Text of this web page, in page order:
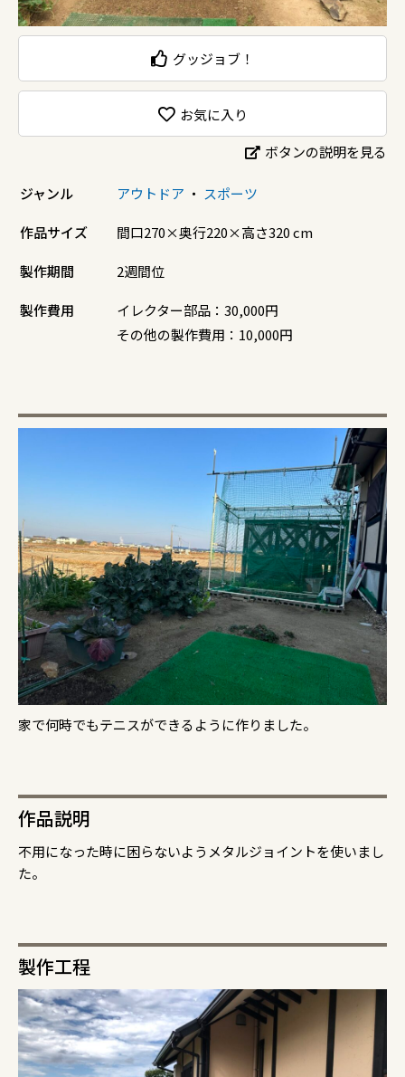
グッジョブ！
お気に入り
ボタンの説明を見る
ジャンル アウトドア ・ スポーツ
作品サイズ 間口270×奥行220×高さ320 cm
製作期間 2週間位
製作費用
イレクター部品：30,000円
その他の製作費用：10,000円
家で何時でもテニスができるように作りました。
作品説明
不用になった時に困らないようメタルジョイントを使いまし
た。
製作工程